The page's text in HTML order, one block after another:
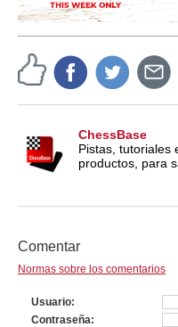
ChessBase
Pistas, tutoriales
productos, para
Comentar
Normas sobre los comentarios
Usuario
Contraseña